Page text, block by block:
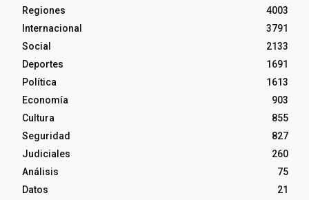
Regiones
4003
Internacional
3791
Social
2133
Deportes
1691
Política
1613
Economía
903
Cultura
855
Seguridad
827
Judiciales
260
Análisis
75
Datos
21